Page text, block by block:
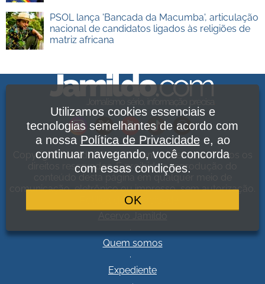
PSOL lança 'Bancada da Macumba', articulação
nacional de candidatos ligados às religiões de
matriz africana
Copyright Jamildo Melo Comunicações Ltda. Todos os
direitos reservados. É proibida a reprodução do
conteúdo desta página em qualquer meio de
comunicação, eletrônico ou impresso, sem autorização.
Política de Privacidade
Quem somos
.
Expediente
.
Utilizamos cookies essenciais e
tecnologias semelhantes de acordo com
a nossa Política de Privacidadee, ao
continuar navegando, você concorda
com essas condições.
OK